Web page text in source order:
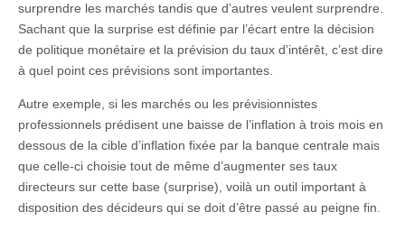
surprendre les marchés tandis que d’autres veulent surprendre.
Sachant que la surprise est définie par l’écart entre la décision
de politique monétaire et la prévision du taux d’intérêt, c’est dire
à quel point ces prévisions sont importantes.
Autre exemple, si les marchés ou les prévisionnistes
professionnels prédisent une baisse de l’inflation à trois mois en
dessous de la cible d’inflation fixée par la banque centrale mais
que celle-ci choisie tout de même d’augmenter ses taux
directeurs sur cette base (surprise), voilà un outil important à
disposition des décideurs qui se doit d’être passé au peigne fin.